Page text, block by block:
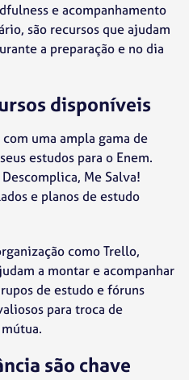
e acompanhamento
são recursos que ajudam
a preparação e no dia
disponíveis
uma ampla gama de
estudos para o Enem.
Me Salva!
e planos de estudo
como Trello,
a montar e acompanhar
de estudo e fóruns
para troca de
são chave